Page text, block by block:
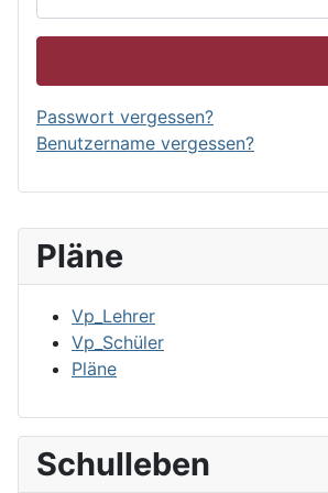
Pläne
Vp_Lehrer
Vp_Schüler
Pläne
Schulleben
Passwort vergessen?
Benutzername vergessen?